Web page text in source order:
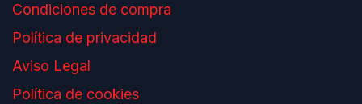
Condiciones de compra
Política de privacidad
Aviso Legal
Política de cookies